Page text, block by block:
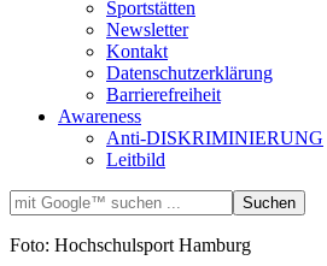
Sportstätten
Newsletter
Kontakt
Datenschutzerklärung
Barrierefreiheit
Awareness
Anti-DISKRIMINIERUNG
Leitbild
Foto: Hochschulsport Hamburg